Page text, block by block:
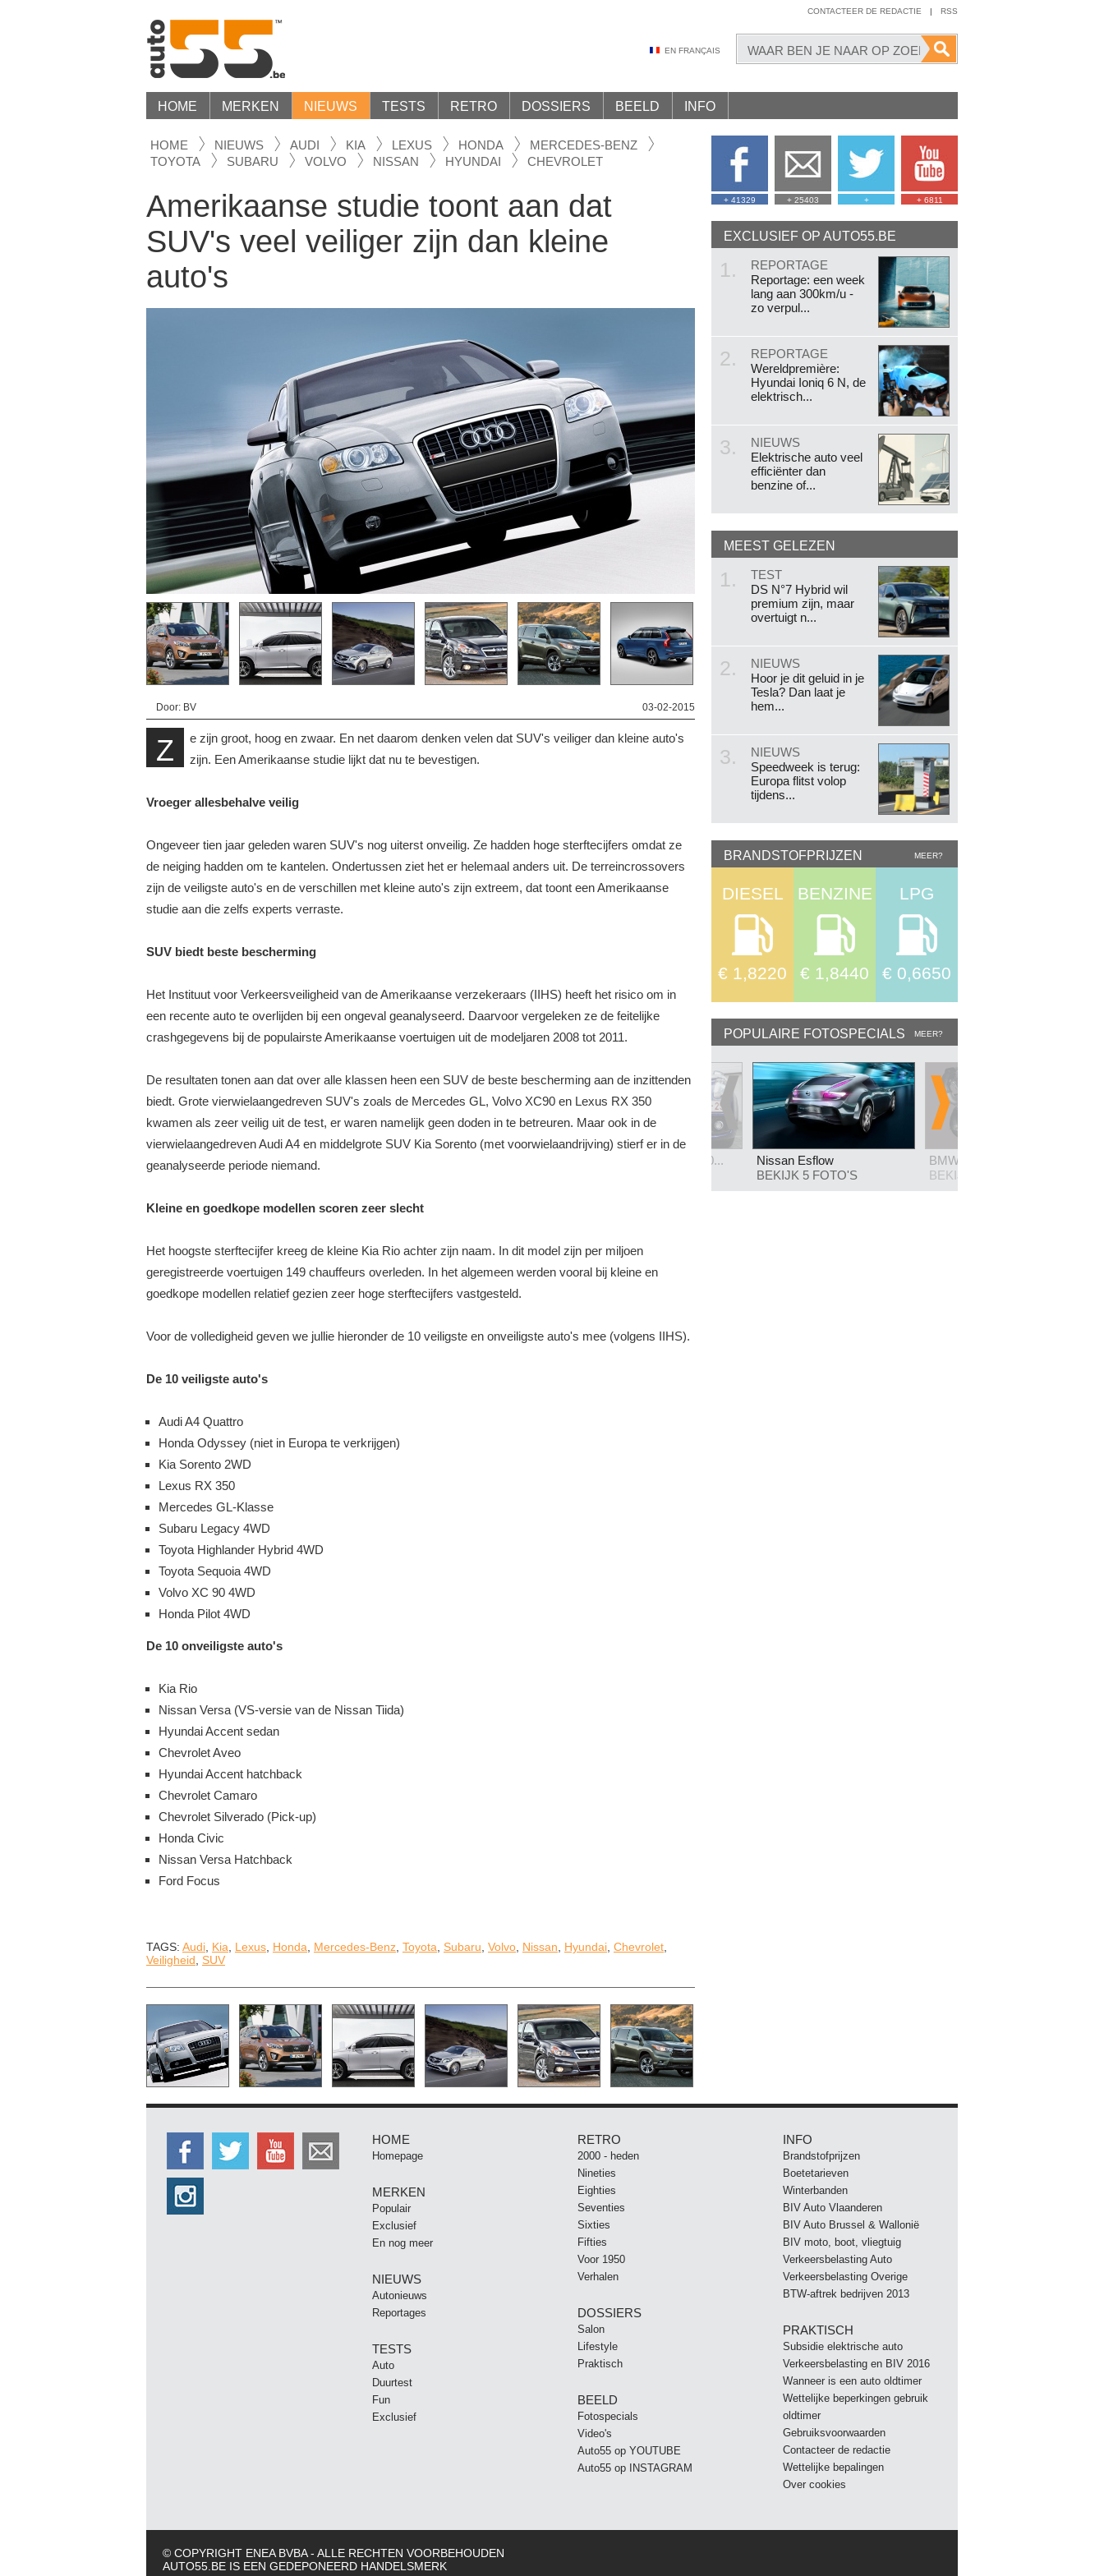
CONTACTEER DE REDACTIE | RSS
EN FRANÇAIS
HOME MERKEN NIEUWS TESTS RETRO DOSSIERS BEELD INFO
HOME NIEUWS AUDI KIA LEXUS HONDA
MERCEDES-BENZ
TOYOTA
SUBARU VOLVO NISSAN HYUNDAI CHEVROLET
Amerikaanse studie toont aan dat
SUV's veel veiliger zijn dan kleine
auto's
Door: BV 03-02-2015
Z
e zijn groot, hoog en zwaar. En net daarom denken velen dat SUV's veiliger dan kleine auto's
zijn. Een Amerikaanse studie lijkt dat nu te bevestigen.
Vroeger allesbehalve veilig
Ongeveer tien jaar geleden waren SUV's nog uiterst onveilig. Ze hadden hoge sterftecijfers omdat ze
de neiging hadden om te kantelen. Ondertussen ziet het er helemaal anders uit. De terreincrossovers
zijn de veiligste auto's en de verschillen met kleine auto's zijn extreem, dat toont een Amerikaanse
studie aan die zelfs experts verraste.
SUV biedt beste bescherming
Het Instituut voor Verkeersveiligheid van de Amerikaanse verzekeraars (IIHS) heeft het risico om in
een recente auto te overlijden bij een ongeval geanalyseerd. Daarvoor vergeleken ze de feitelijke
crashgegevens bij de populairste Amerikaanse voertuigen uit de modeljaren 2008 tot 2011.
De resultaten tonen aan dat over alle klassen heen een SUV de beste bescherming aan de inzittenden
biedt. Grote vierwielaangedreven SUV's zoals de Mercedes GL, Volvo XC90 en Lexus RX 350
kwamen als zeer veilig uit de test, er waren namelijk geen doden in te betreuren. Maar ook in de
vierwielaangedreven Audi A4 en middelgrote SUV Kia Sorento (met voorwielaandrijving) stierf er in de
geanalyseerde periode niemand.
Kleine en goedkope modellen scoren zeer slecht
Het hoogste sterftecijfer kreeg de kleine Kia Rio achter zijn naam. In dit model zijn per miljoen
geregistreerde voertuigen 149 chauffeurs overleden. In het algemeen werden vooral bij kleine en
goedkope modellen relatief gezien zeer hoge sterftecijfers vastgesteld.
Voor de volledigheid geven we jullie hieronder de 10 veiligste en onveiligste auto's mee (volgens IIHS).
De 10 veiligste auto's
Audi A4 Quattro
Honda Odyssey (niet in Europa te verkrijgen)
Kia Sorento 2WD
Lexus RX 350
Mercedes GL-Klasse
Subaru Legacy 4WD
Toyota Highlander Hybrid 4WD
Toyota Sequoia 4WD
Volvo XC 90 4WD
Honda Pilot 4WD
De 10 onveiligste auto's
Kia Rio
Nissan Versa (VS-versie van de Nissan Tiida)
Hyundai Accent sedan
Chevrolet Aveo
Hyundai Accent hatchback
Chevrolet Camaro
Chevrolet Silverado (Pick-up)
Honda Civic
Nissan Versa Hatchback
Ford Focus
TAGS: Audi Kia Lexus Honda Mercedes-Benz Toyota Subaru Volvo Nissan Hyundai Chevrolet
Veiligheid SUV
+ 41329 + 25403 + + 6811
EXCLUSIEF OP AUTO55.BE
1.
REPORTAGE
Reportage: een week
lang aan 300km/u -
zo verpul...
2.
REPORTAGE
Wereldpremière:
Hyundai Ioniq 6 N, de
elektrisch...
3.
NIEUWS
Elektrische auto veel
efficiënter dan
benzine of...
MEEST GELEZEN
1.
TEST
DS N°7 Hybrid wil
premium zijn, maar
overtuigt n...
2.
NIEUWS
Hoor je dit geluid in je
Tesla? Dan laat je
hem...
3.
NIEUWS
Speedweek is terug:
Europa flitst volop
tijdens...
BRANDSTOFPRIJZEN MEER?
DIESEL
€ 1,8220
BENZINE
€ 1,8440
LPG
€ 0,6650
POPULAIRE FOTOSPECIALS MEER?
Skoda Fabia pack Sport
BEKIJK 9 FOTO'S
Dodge Challenger SRT Hell...
Alfa Romeo Giulietta 2.0...
Nissan Esflow
BEKIJK 5 FOTO'S
BMW 1 prototype 1.5 turbo
BEKIJK 4 FOTO'S
HOME
Homepage
MERKEN
Populair
Exclusief
En nog meer
NIEUWS
Autonieuws
Reportages
TESTS
Auto
Duurtest
Fun
Exclusief
RETRO
2000 - heden
Nineties
Eighties
Seventies
Sixties
Fifties
Voor 1950
Verhalen
DOSSIERS
Salon
Lifestyle
Praktisch
BEELD
Fotospecials
Video's
Auto55 op YOUTUBE
Auto55 op INSTAGRAM
INFO
Brandstofprijzen
Boetetarieven
Winterbanden
BIV Auto Vlaanderen
BIV Auto Brussel & Wallonië
BIV moto, boot, vliegtuig
Verkeersbelasting Auto
Verkeersbelasting Overige
BTW-aftrek bedrijven 2013
PRAKTISCH
Subsidie elektrische auto
Verkeersbelasting en BIV 2016
Wanneer is een auto oldtimer
Wettelijke beperkingen gebruik
oldtimer
Gebruiksvoorwaarden
Contacteer de redactie
Wettelijke bepalingen
Over cookies
© COPYRIGHT ENEA BVBA - ALLE RECHTEN VOORBEHOUDEN
AUTO55.BE IS EEN GEDEPONEERD HANDELSMERK